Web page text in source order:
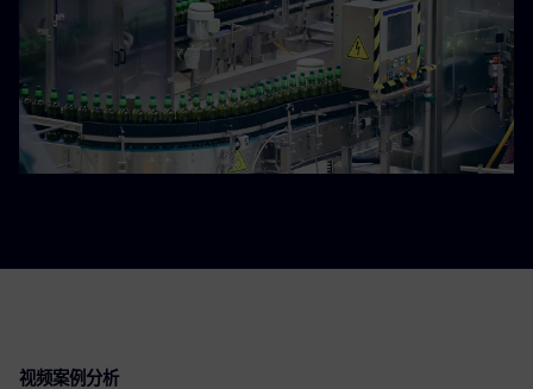
视频案例分析